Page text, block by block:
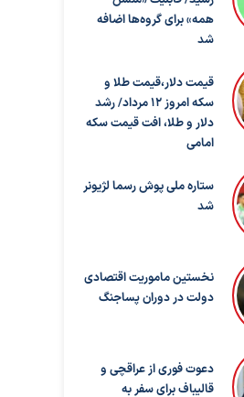
همه» برای گروه‌ها اضافه
شد
قیمت دلار،قیمت طلا و
سکه امروز ۱۲ مرداد/ رشد
دلار و طلا، افت قیمت سکه
امامی
ستاره ملی پوش رسما لژیونر
شد
نخستین ماموریت اقتصادی
دولت در دوران پساجنگ
دعوت فوری از عراقچی و
قالیباف برای سفر به